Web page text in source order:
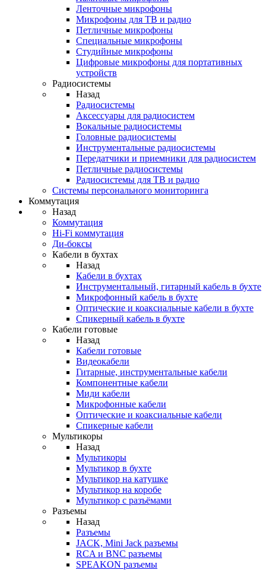
Ленточные микрофоны
Микрофоны для ТВ и радио
Петличные микрофоны
Специальные микрофоны
Студийные микрофоны
Цифровые микрофоны для портативных
устройств
Радиосистемы
Назад
Радиосистемы
Аксессуары для радиосистем
Вокальные радиосистемы
Головные радиосистемы
Инструментальные радиосистемы
Передатчики и приемники для радиосистем
Петличные радиосистемы
Радиосистемы для ТВ и радио
Системы персонального мониторинга
Коммутация
Назад
Коммутация
Hi-Fi коммутация
Ди-боксы
Кабели в бухтах
Назад
Кабели в бухтах
Инструментальный, гитарный кабель в бухте
Микрофонный кабель в бухте
Оптические и коаксиальные кабели в бухте
Спикерный кабель в бухте
Кабели готовые
Назад
Кабели готовые
Видеокабели
Гитарные, инструментальные кабели
Компонентные кабели
Миди кабели
Микрофонные кабели
Оптические и коаксиальные кабели
Спикерные кабели
Мультикоры
Назад
Мультикоры
Мультикор в бухте
Мультикор на катушке
Мультикор на коробе
Мультикор с разъёмами
Разъемы
Назад
Разъемы
JACK, Mini Jack разъемы
RCA и BNC разъемы
SPEAKON разъемы